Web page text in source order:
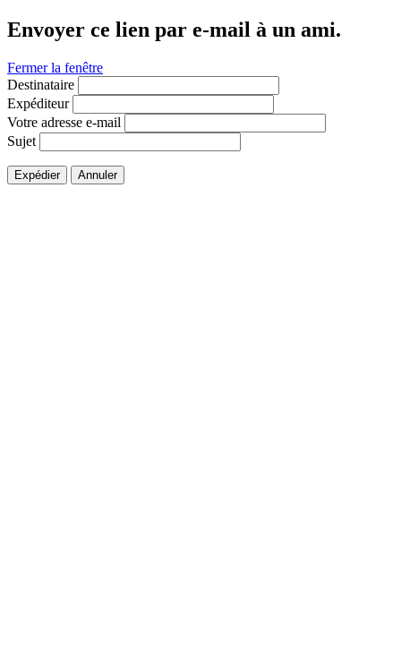
Envoyer ce lien par e-mail à un ami.
Fermer la fenêtre
Destinataire
Expéditeur
Votre adresse e-mail
Sujet
Expédier Annuler